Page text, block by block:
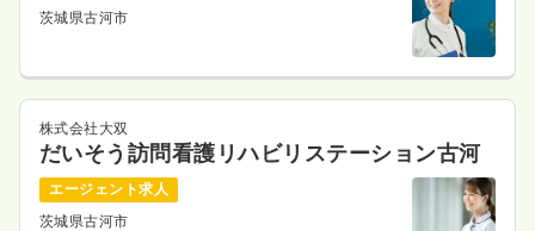
茨城県古河市
株式会社大双
だいそう訪問看護リハビリステーション古河
エージェント求人
茨城県古河市